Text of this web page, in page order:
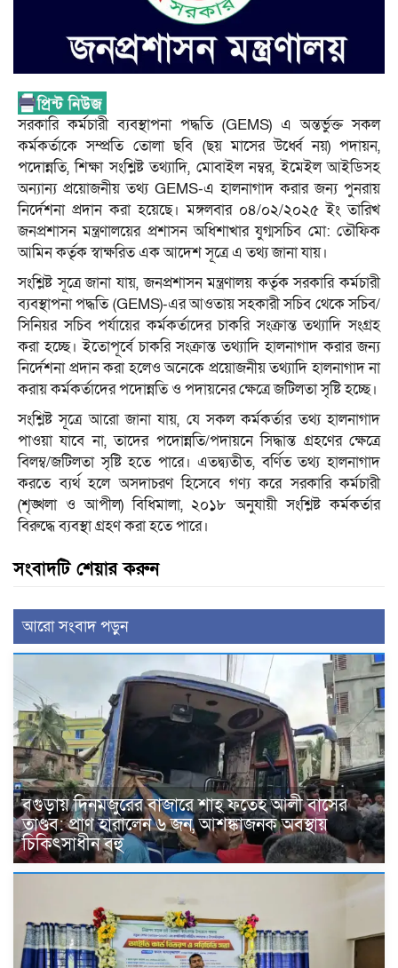
সরকারি কর্মচারী ব্যবস্থাপনা পদ্ধতি (GEMS) এ অন্তর্ভুক্ত সকল
কর্মকর্তাকে সম্প্রতি তোলা ছবি (ছয় মাসের উর্ধ্বে নয়) পদায়ন,
পদোন্নতি, শিক্ষা সংশ্লিষ্ট তথ্যাদি, মোবাইল নম্বর, ইমেইল আইডিসহ
অন্যান্য প্রয়োজনীয় তথ্য GEMS-এ হালনাগাদ করার জন্য পুনরায়
নির্দেশনা প্রদান করা হয়েছে। মঙ্গলবার ০৪/০২/২০২৫ ইং তারিখ
জনপ্রশাসন মন্ত্রণালয়ের প্রশাসন অধিশাখার যুগ্মসচিব মো: তৌফিক
আমিন কর্তৃক স্বাক্ষরিত এক আদেশ সূত্রে এ তথ্য জানা যায়।
সংশ্লিষ্ট সূত্রে জানা যায়, জনপ্রশাসন মন্ত্রণালয় কর্তৃক সরকারি কর্মচারী
ব্যবস্থাপনা পদ্ধতি (GEMS)-এর আওতায় সহকারী সচিব থেকে সচিব/
সিনিয়র সচিব পর্যায়ের কর্মকর্তাদের চাকরি সংক্রান্ত তথ্যাদি সংগ্রহ
করা হচ্ছে। ইতোপূর্বে চাকরি সংক্রান্ত তথ্যাদি হালনাগাদ করার জন্য
নির্দেশনা প্রদান করা হলেও অনেকে প্রয়োজনীয় তথ্যাদি হালনাগাদ না
করায় কর্মকর্তাদের পদোন্নতি ও পদায়নের ক্ষেত্রে জটিলতা সৃষ্টি হচ্ছে।
সংশ্লিষ্ট সূত্রে আরো জানা যায়, যে সকল কর্মকর্তার তথ্য হালনাগাদ
পাওয়া যাবে না, তাদের পদোন্নতি/পদায়নে সিদ্ধান্ত গ্রহণের ক্ষেত্রে
বিলম্ব/জটিলতা সৃষ্টি হতে পারে। এতদ্ব্যতীত, বর্ণিত তথ্য হালনাগাদ
করতে ব্যর্থ হলে অসদাচরণ হিসেবে গণ্য করে সরকারি কর্মচারী
(শৃঙ্খলা ও আপীল) বিধিমালা, ২০১৮ অনুযায়ী সংশ্লিষ্ট কর্মকর্তার
বিরুদ্ধে ব্যবস্থা গ্রহণ করা হতে পারে।
সংবাদটি শেয়ার করুন
আরো সংবাদ পড়ুন
বগুড়ায় দিনমজুরের বাজারে শাহ্ ফতেহ আলী বাসের
তাণ্ডব: প্রাণ হারালেন ৬ জন, আশঙ্কাজনক অবস্থায়
চিকিৎসাধীন বহু